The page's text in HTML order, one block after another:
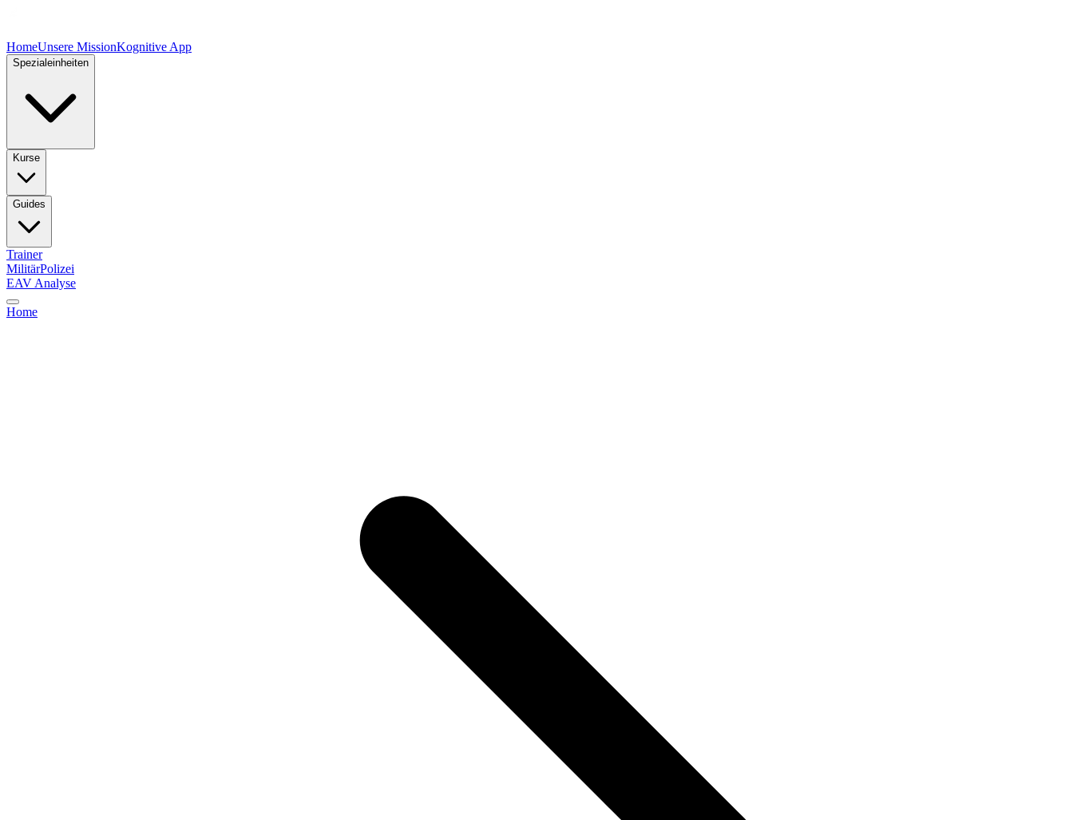
HomeUnsere MissionKognitive App
Spezialeinheiten
Kurse
Guides
Trainer
MilitärPolizei
EAV Analyse
Home